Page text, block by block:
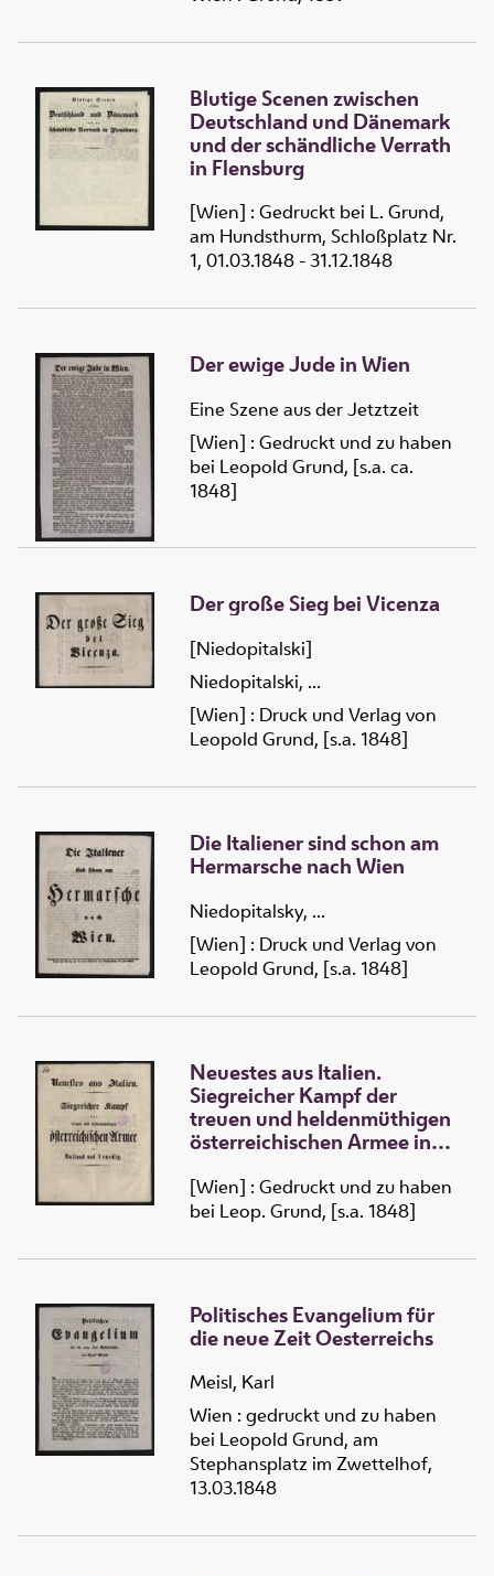
Blutige Scenen zwischen
Deutschland und Dänemark
und der schändliche Verrath
in Flensburg
[Wien] : Gedruckt bei L. Grund,
am Hundsthurm, Schloßplatz Nr.
1, 01.03.1848 - 31.12.1848
Der ewige Jude in Wien
Eine Szene aus der Jetztzeit
[Wien] : Gedruckt und zu haben
bei Leopold Grund, [s.a. ca.
1848]
Der große Sieg bei Vicenza
[Niedopitalski]
Niedopitalski, ...
[Wien] : Druck und Verlag von
Leopold Grund, [s.a. 1848]
Die Italiener sind schon am
Hermarsche nach Wien
Niedopitalsky, ...
[Wien] : Druck und Verlag von
Leopold Grund, [s.a. 1848]
Neuestes aus Italien.
Siegreicher Kampf der
treuen und heldenmüthigen
österreichischen Armee in
[Wien] : Gedruckt und zu haben
bei Leop. Grund, [s.a. 1848]
Politisches Evangelium für
die neue Zeit Oesterreichs
Meisl, Karl
Wien : gedruckt und zu haben
bei Leopold Grund, am
Stephansplatz im Zwettelhof,
13.03.1848